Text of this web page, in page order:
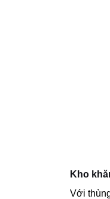
Kho
Với